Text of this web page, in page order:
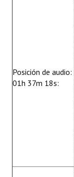
Posición de audio:
01h 37m 18s: